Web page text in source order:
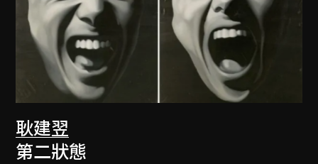
耿建翌
第二狀態